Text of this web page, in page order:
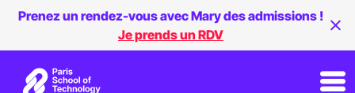
Prenez un rendez-vous avec Mary des admissions !
Je prends un RDV